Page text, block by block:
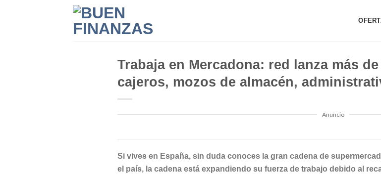
Trabaja en Mercadona: red lanza más
cajeros, mozos de almacén,
Anuncio
Si vives en España, sin duda conoces la gran cadena de
el país, la cadena está expandiendo su fuerza de trabajo debido al